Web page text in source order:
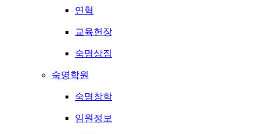
연혁
교육헌장
숙명상징
숙명학원
숙명창학
임원정보